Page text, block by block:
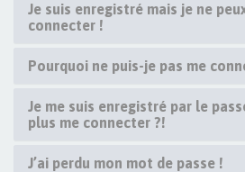
Je suis enregistré mais je ne
connecter !
Pourquoi ne puis-je pas me
Je me suis enregistré par le
plus me connecter ?!
J’ai perdu mon mot de passe !